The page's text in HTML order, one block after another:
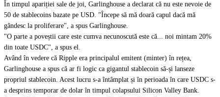
În timpul apariției sale de joi, Garlinghouse a declarat că nu este nevoie de
50 de stablecoins bazate pe USD. "Începe să mă doară capul dacă mă
gândesc la proliferare", a spus Garlinghouse.
"O parte a poveștii care este cumva necunoscută este că... noi mintam 20%
din toate USDC", a spus el.
Având în vedere că Ripple era principalul emitent (minter) în rețea,
Garlinghouse a spus că ar fi logic ca gigantul stablecoin să-și lanseze
propriul stablecoin. Acest lucru s-a întâmplat și în perioada în care USDC s-
a desprins temporar de dolar în timpul colapsului Silicon Valley Bank.